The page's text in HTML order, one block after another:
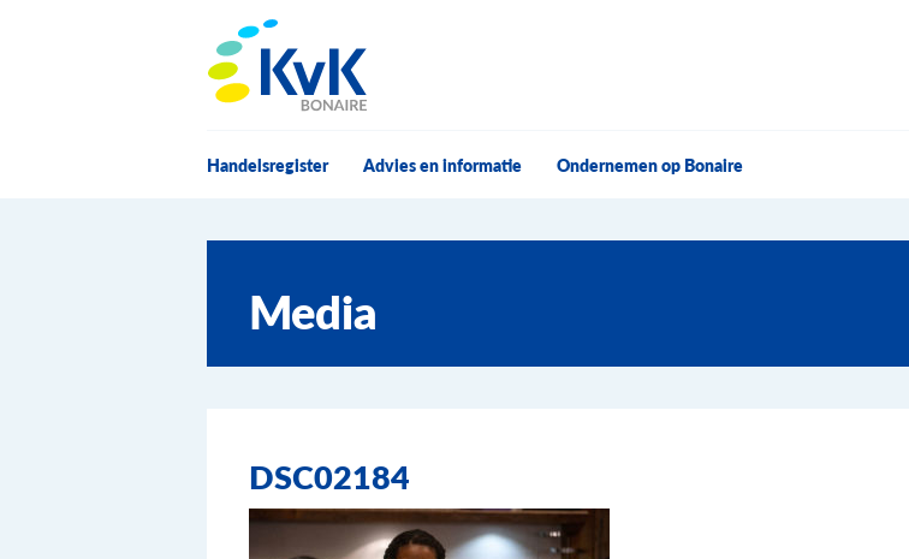
Handelsregister Advies en informatie Ondernemen op Bonaire
Media
DSC02184